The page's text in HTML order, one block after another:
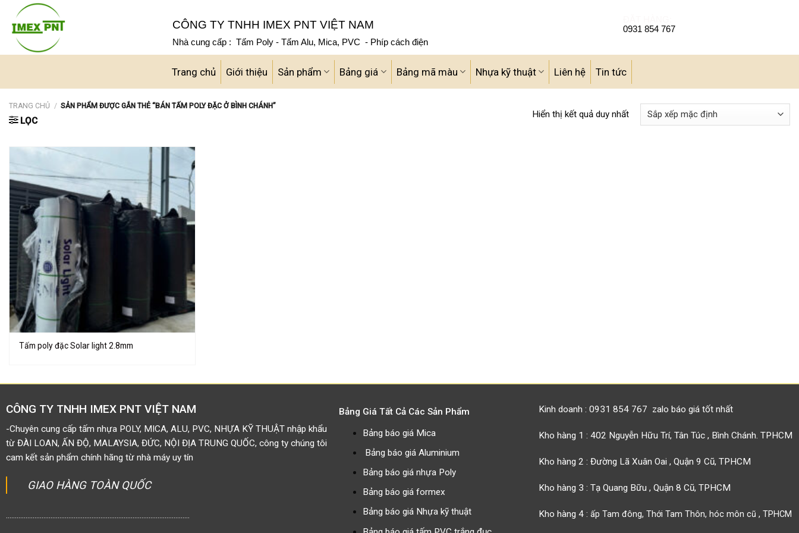
content
CÔNG TY TNHH IMEX PNT VIỆT NAM
Nhà cung cấp : Tấm Poly - Tấm Alu, Mica, PVC - Phíp cách điện
0931 854 767
Trang chủ Giới thiệu Sản phẩm Bảng giá Bảng mã màu Nhựa kỹ thuật Liên hệ Tin tức
TRANG CHỦ / SẢN PHẨM ĐƯỢC GẮN THẺ “BÁN TẤM POLY ĐẶC Ở BÌNH CHÁNH”
LỌC
Hiển thị kết quả duy nhất
Tấm poly đặc Solar light 2.8mm
CÔNG TY TNHH IMEX PNT VIỆT NAM
-Chuyên cung cấp tấm nhựa POLY, MICA, ALU, PVC, NHỰA KỸ THUẬT nhập khẩu
từ ĐÀI LOAN, ẤN ĐỘ, MALAYSIA, ĐỨC, NỘI ĐỊA TRUNG QUỐC, công ty chúng tôi
cam kết sản phẩm chính hãng từ nhà máy uy tín
GIAO HÀNG TOÀN QUỐC
Bảng Giá Tất Cả Các Sản Phẩm
Bảng báo giá Mica
Bảng báo giá Aluminium
Bảng báo giá nhựa Poly
Bảng báo giá formex
Bảng báo giá Nhựa kỹ thuật
Kinh doanh : 0931 854 767 zalo báo giá tốt nhất
Kho hàng 1 : 402 Nguyễn Hữu Trí, Tân Túc , Bình Chánh. TPHCM
Kho hàng 2 : Đường Lã Xuân Oai , Quận 9 Cũ, TPHCM
Kho hàng 3 : Tạ Quang Bữu , Quận 8 Cũ, TPHCM
Kho hàng 4 : ấp Tam đông, Thới Tam Thôn, hóc môn cũ , TPHCM